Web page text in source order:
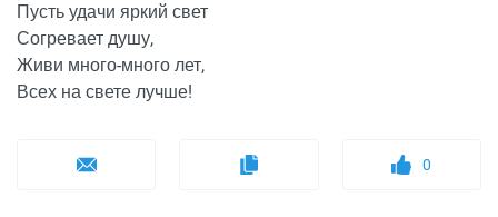
Пусть удачи яркий свет
Согревает душу,
Живи много-много лет,
Всех на свете лучше!
0